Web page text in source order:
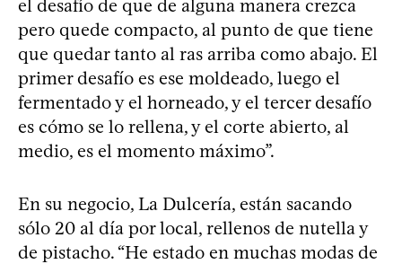
el desafío de que de alguna manera crezca
pero quede compacto, al punto de que tiene
que quedar tanto al ras arriba como abajo. El
primer desafío es ese moldeado, luego el
fermentado y el horneado, y el tercer desafío
es cómo se lo rellena, y el corte abierto, al
medio, es el momento máximo”.
En su negocio, La Dulcería, están sacando
sólo 20 al día por local, rellenos de nutella y
de pistacho. “He estado en muchas modas de